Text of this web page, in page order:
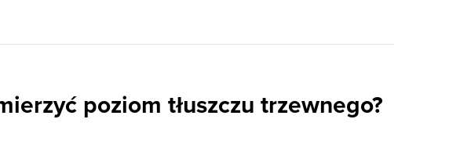
poziom tłuszczu trzewnego?